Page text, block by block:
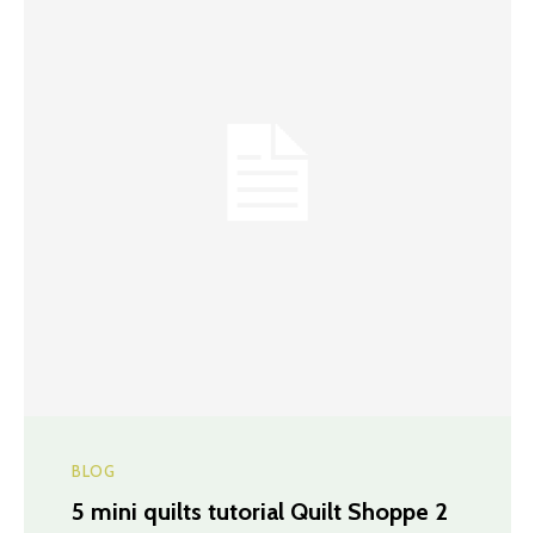
BLOG
5 mini quilts tutorial Quilt Shoppe 2